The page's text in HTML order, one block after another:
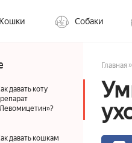
Кошки Собаки
давать коту
давать кошкам
Главная »